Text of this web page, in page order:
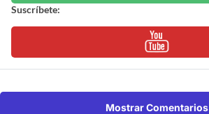
Suscríbete:
Mostrar Comentarios